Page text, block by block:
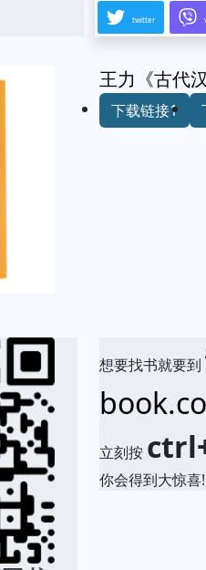
twitter
王力《古代
下载链接1
想要找书就要到
立刻按
你会得到大惊喜